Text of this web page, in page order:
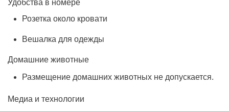
Удобства в номере
Розетка около кровати
Вешалка для одежды
Домашние животные
Размещение домашних животных не допускается.
Медиа и технологии